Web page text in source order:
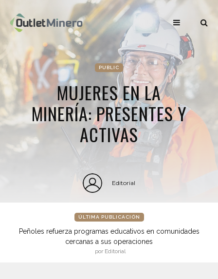
PUBLIC
MUJERES EN LA
MINERÍA: PRESENTES Y
ACTIVAS
Editorial
ÚLTIMA PUBLICACIÓN
Peñoles refuerza programas educativos en comunidades
cercanas a sus operaciones
por Editorial